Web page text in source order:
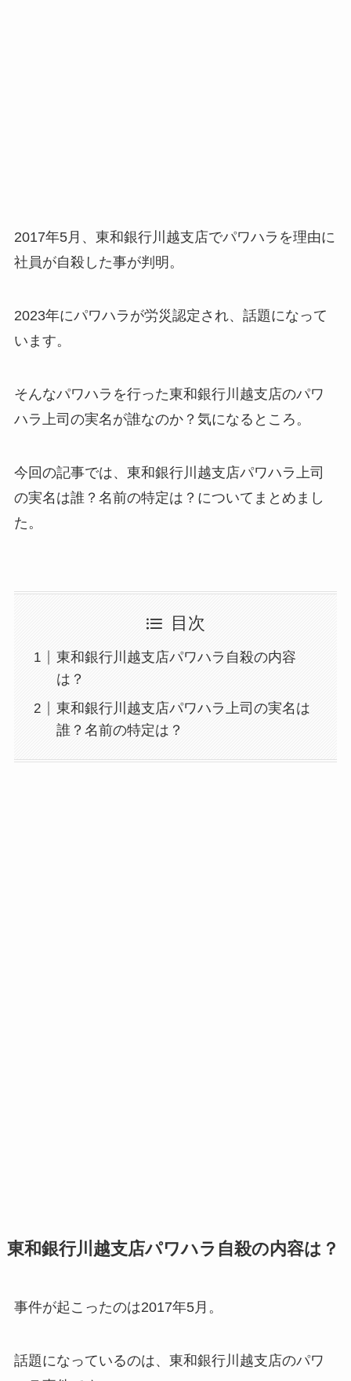
2017年5月、東和銀行川越支店でパワハラを理由に
社員が自殺した事が判明。
2023年にパワハラが労災認定され、話題になって
います。
そんなパワハラを行った東和銀行川越支店のパワ
ハラ上司の実名が誰なのか？気になるところ。
今回の記事では、東和銀行川越支店パワハラ上司
の実名は誰？名前の特定は？についてまとめまし
た。
目次
東和銀行川越支店パワハラ自殺の内容
は？
東和銀行川越支店パワハラ上司の実名は
誰？名前の特定は？
東和銀行川越支店パワハラ自殺の内容は？
事件が起こったのは2017年5月。
話題になっているのは、東和銀行川越支店のパワ